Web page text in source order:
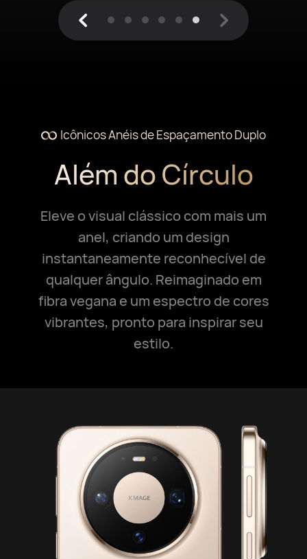
Icônicos Anéis de Espaçamento Duplo
Além do Círculo
Eleve o visual clássico com mais um
anel, criando um design
instantaneamente reconhecível de
qualquer ângulo. Reimaginado em
fibra vegana e um espectro de cores
vibrantes, pronto para inspirar seu
estilo.